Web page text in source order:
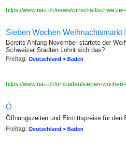
https://www.nau.ch/news/wirtschaft/
Sieben Wochen Weihnachtsmarkt
Bereits Anfang November startete der
Schweizer Städten Lohnt sich das?
Freitag: Deutschland > Baden
https://www.nau.ch/ort/baden/sieben-
Ö
Öffnungszeiten und Eintrittspreise für den
Freitag: Deutschland > Baden